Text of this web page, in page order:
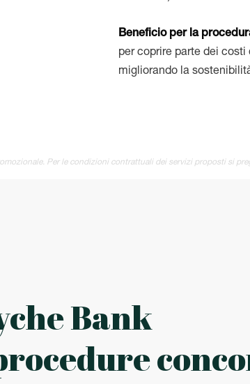
Beneficio per la
per coprire parte dei
migliorando la
Per le condizioni contrattuali dei servizi proposti si
Bank